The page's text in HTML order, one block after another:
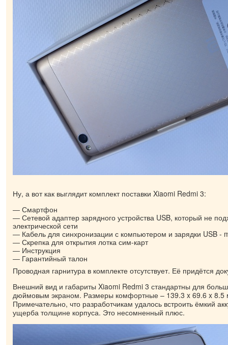
Ну, а вот как выглядит комплект поставки Xiaomi Redmi 3:
Смартфон
Сетевой адаптер зарядного устройства USB, который не
электрической сети
Кабель для синхронизации с компьютером и зарядки USB -
Скрепка для открытия лотка сим-карт
Инструкция
Гарантийный талон
Проводная гарнитура в комплекте отсутствует. Её придётся
Внешний вид и габариты Xiaomi Redmi 3 стандартны для
дюймовым экраном. Размеры комфортные – 139.3 x 69.6 x 8.5
Примечательно, что разработчикам удалось встроить ёмкий
ущерба толщине корпуса. Это несомненный плюс.